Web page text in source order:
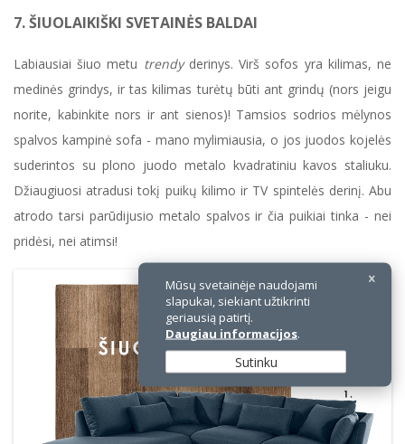
7. ŠIUOLAIKIŠKI SVETAINĖS BALDAI
Labiausiai šiuo metu trendy derinys. Virš sofos yra kilimas, ne
medinės grindys, ir tas kilimas turėtų būti ant grindų (nors jeigu
norite, kabinkite nors ir ant sienos)! Tamsios sodrios mėlynos
spalvos kampinė sofa - mano mylimiausia, o jos juodos kojelės
suderintos su plono juodo metalo kvadratiniu kavos staliuku.
Džiaugiuosi atradusi tokį puikų kilimo ir TV spintelės derinį. Abu
atrodo tarsi parūdijusio metalo spalvos ir čia puikiai tinka - nei
pridėsi, nei atimsi!
Mūsų svetainėje naudojami
slapukai, siekiant užtikrinti
geriausią patirtį.
Daugiau informacijos.
Sutinku